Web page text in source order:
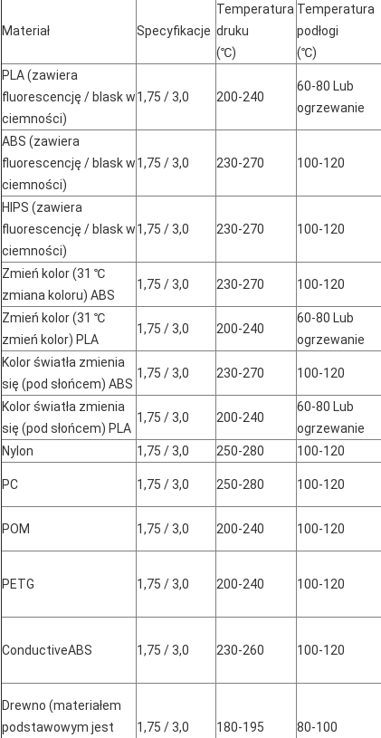
Materiał Specyfikacje
Temperatura
druku
(℃)
Temperatura
podłogi
(℃)
PLA (zawiera
fluorescencję / blask w
ciemności)
1,75 / 3,0 200-240
60-80 Lub
ogrzewanie
ABS (zawiera
fluorescencję / blask w
ciemności)
1,75 / 3,0 230-270 100-120
HIPS (zawiera
fluorescencję / blask w
ciemności)
1,75 / 3,0 230-270 100-120
Zmień kolor (31 ℃
zmiana koloru) ABS
1,75 / 3,0 230-270 100-120
Zmień kolor (31 ℃
zmień kolor) PLA
1,75 / 3,0 200-240
60-80 Lub
ogrzewanie
Kolor światła zmienia
się (pod słońcem) ABS
1,75 / 3,0 230-270 100-120
Kolor światła zmienia
się (pod słońcem) PLA
1,75 / 3,0 200-240
60-80 Lub
ogrzewanie
Nylon 1,75 / 3,0 250-280 100-120
PC 1,75 / 3,0 250-280 100-120
POM 1,75 / 3,0 200-240 100-120
PETG 1,75 / 3,0 200-240 100-120
ConductiveABS 1,75 / 3,0 230-260 100-120
Drewno (materiałem
podstawowym jest
1,75 / 3,0 180-195 80-100